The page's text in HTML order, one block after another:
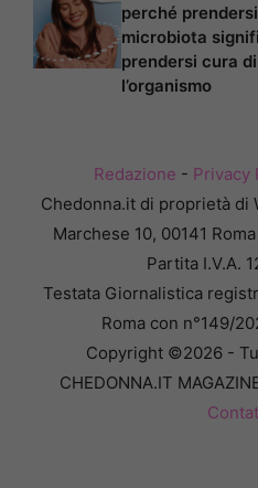
perché
microbiota
prendersi cura
l’organismo
Redazione - Privacy
Chedonna.it di proprietà di
Marchese 10, 00141
Partita I.V.A.
Testata Giornalistica
Roma con n°149/
Copyright ©2026 -
CHEDONNA.IT